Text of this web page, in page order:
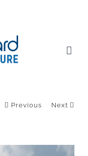
Previous Next